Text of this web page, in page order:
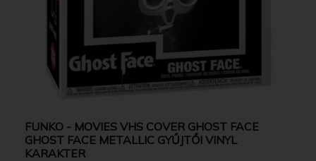
FUNKO - MOVIES VHS COVER GHOST FACE
GHOST FACE METALLIC GYŰJTŐI VINYL
KARAKTER